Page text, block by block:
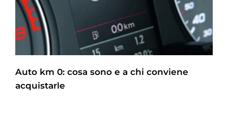
Auto km 0: cosa sono e a chi conviene
acquistarle